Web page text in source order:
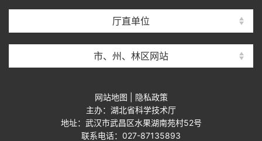
厅直单位
市、州、林区网站
网站地图
隐私政策
主办：湖北省科学技术厅
地址：武汉市武昌区水果湖南苑村52号
联系电话：027-87135893